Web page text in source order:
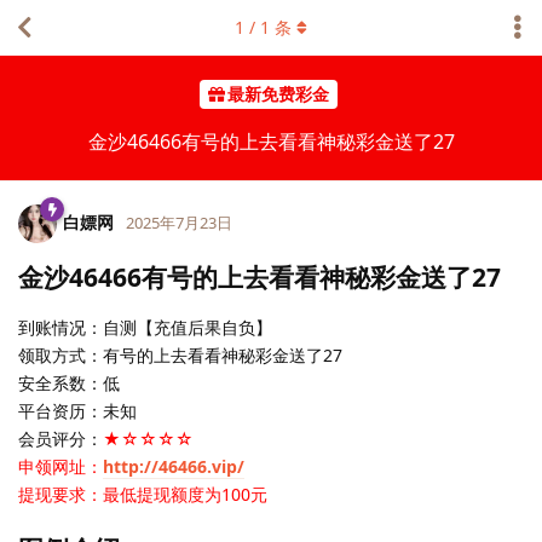
最新免费彩金
金沙46466有号的上去看看神秘彩金送了27
1 / 1 条
白嫖网 2025年7月23日
金沙46466有号的上去看看神秘彩金送了27
到账情况：自测【充值后果自负】
领取方式：有号的上去看看神秘彩金送了27
安全系数：低
平台资历：未知
会员评分： ★☆☆☆☆
申领网址： http://46466.vip/
提现要求：最低提现额度为100元